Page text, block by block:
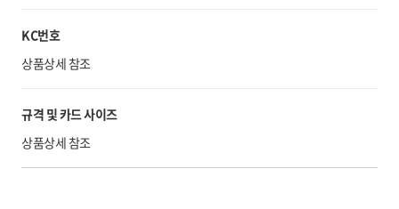
KC번호
상품상세 참조
규격 및 카드 사이즈
상품상세 참조